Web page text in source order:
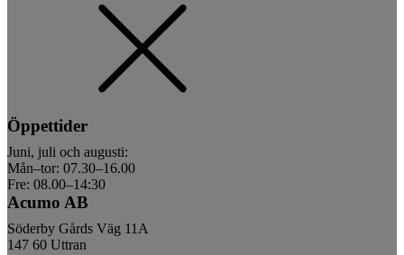
Öppettider
Juni, juli och augusti:
Mån–tor: 07.30–16.00
Fre: 08.00–14:30
Acumo AB
Söderby Gårds Väg 11A
147 60 Uttran